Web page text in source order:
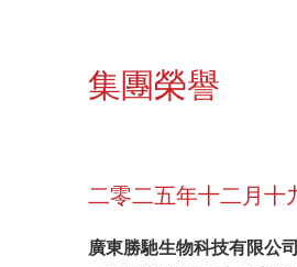
集團榮譽
二零二五年十二月十
廣東勝馳生物科技有限公